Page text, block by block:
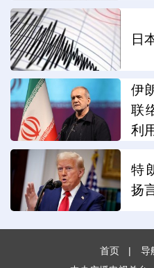
日
伊
联
利
特
扬
首页 | 导